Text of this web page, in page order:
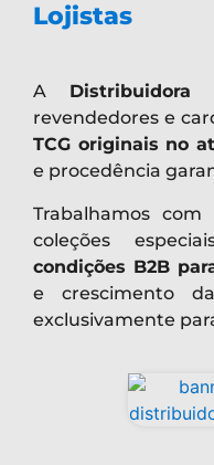
Lojistas
A Distribuidora
revendedores e
TCG originais no
e procedência
Trabalhamos com
coleções
condições B2B
e crescimento
exclusivamente